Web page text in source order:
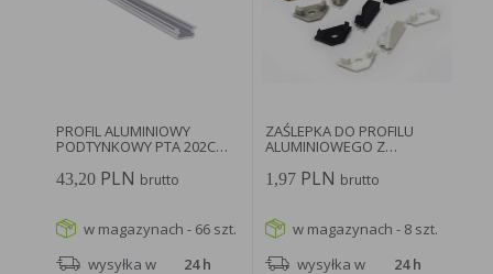
PROFIL ALUMINIOWY
PODTYNKOWY PTA 202CM
43,20 PLN brutto
w magazynach - 66 szt.
wysyłka w
24 h
ZAŚLEPKA DO PROFILU
ALUMINIOWEGO Z
1,97 PLN brutto
w magazynach - 8 szt.
wysyłka w
24 h